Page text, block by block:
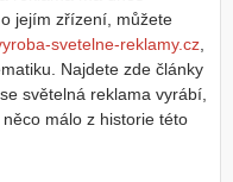
jejím zřízení, můžete
svetelne-reklamy.cz
Najdete zde články
světelná reklama vyrábí,
málo z historie této